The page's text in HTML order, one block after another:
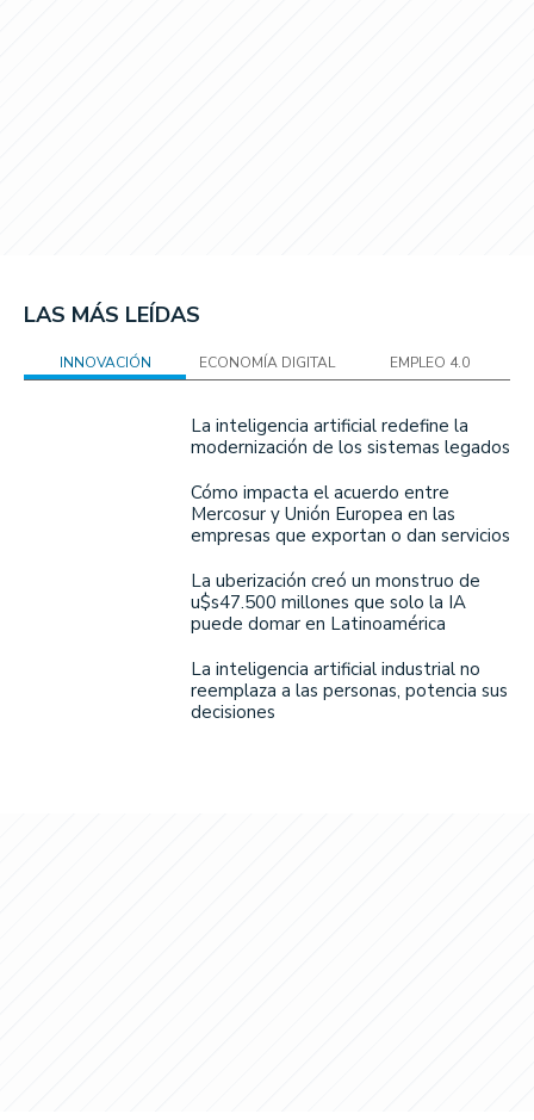
LAS MÁS LEÍDAS
INNOVACIÓN ECONOMÍA DIGITAL EMPLEO 4.0
La inteligencia artificial redefine la
modernización de los sistemas legados
Cómo impacta el acuerdo entre
Mercosur y Unión Europea en las
empresas que exportan o dan servicios
La uberización creó un monstruo de
u$s47.500 millones que solo la IA
puede domar en Latinoamérica
La inteligencia artificial industrial no
reemplaza a las personas, potencia sus
decisiones